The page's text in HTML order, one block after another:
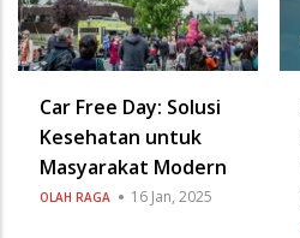
Car Free Day: Solusi
Kesehatan untuk
Masyarakat Modern
OLAH RAGA 16 Jan, 2025